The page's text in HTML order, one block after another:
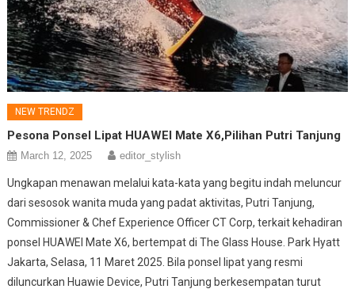
NEW TRENDZ
Pesona Ponsel Lipat HUAWEI Mate X6,Pilihan Putri Tanjung
March 12, 2025 editor_stylish
Ungkapan menawan melalui kata-kata yang begitu indah meluncur
dari sesosok wanita muda yang padat aktivitas, Putri Tanjung,
Commissioner & Chef Experience Officer CT Corp, terkait kehadiran
ponsel HUAWEI Mate X6, bertempat di The Glass House. Park Hyatt
Jakarta, Selasa, 11 Maret 2025. Bila ponsel lipat yang resmi
diluncurkan Huawie Device, Putri Tanjung berkesempatan turut